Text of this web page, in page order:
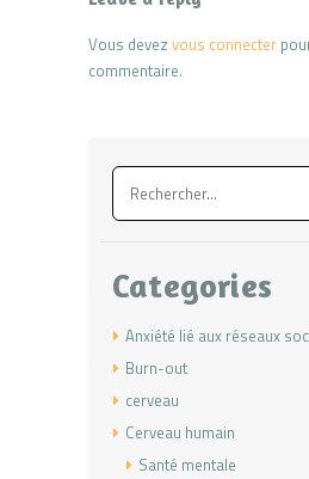
Vous devez vous connecter
commentaire.
Rechercher :
Categories
Anxiété lié aux réseaux
Burn-out
cerveau
Cerveau humain
Santé mentale